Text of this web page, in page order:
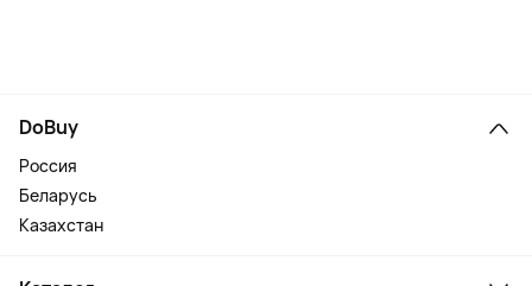
DoBuy
Россия
Беларусь
Казахстан